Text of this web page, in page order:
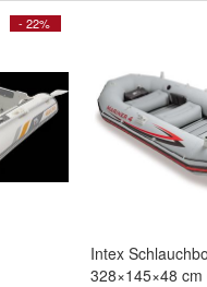
- 22%
Intex
328×145×48